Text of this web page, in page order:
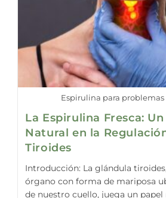
Espirulina para
La Espirulina Fresca:
Natural en la
Tiroides
Introducción: La glándula
órgano con forma de mariposa
de nuestro cuello, juega un